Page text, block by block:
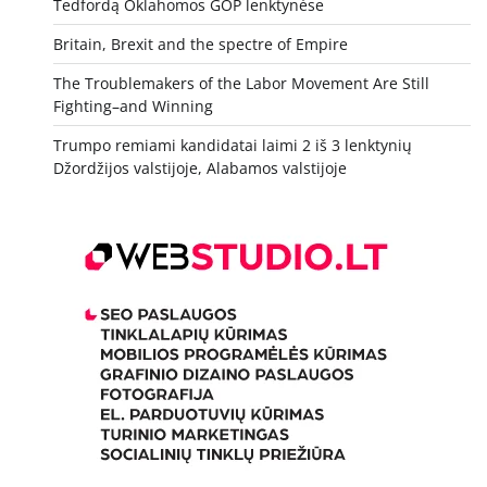
Tedfordą Oklahomos GOP lenktynėse
Britain, Brexit and the spectre of Empire
The Troublemakers of the Labor Movement Are Still
Fighting–and Winning
Trumpo remiami kandidatai laimi 2 iš 3 lenktynių
Džordžijos valstijoje, Alabamos valstijoje